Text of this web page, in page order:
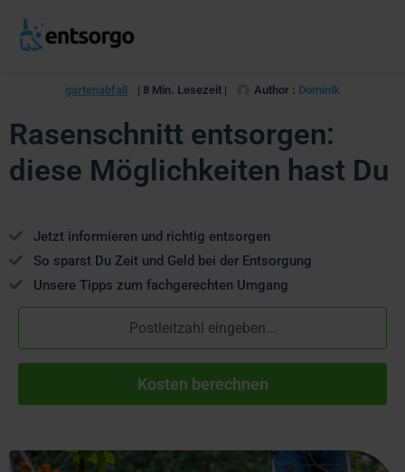
gartenabfall | 8 Min. Lesezeit | Author : Dominik
Rasenschnitt entsorgen:
diese Möglichkeiten hast Du
Jetzt informieren und richtig entsorgen
So sparst Du Zeit und Geld bei der Entsorgung
Unsere Tipps zum fachgerechten Umgang
Kosten berechnen